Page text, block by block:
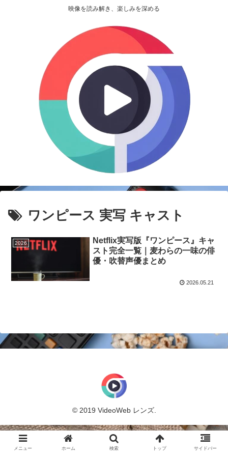
映像を読み解き、楽しみを深める
ワンピース 実写 キャスト
2026
Netflix実写版『ワンピース』キャ
スト完全一覧｜麦わらの一味の俳
優・吹替声優まとめ
2026.05.21
© 2019 VideoWeb レンズ.
メニュー ホーム 検索 トップ サイドバー